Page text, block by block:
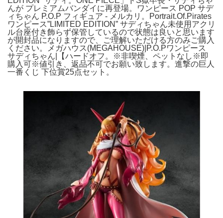
んが プレミアムバンダイに再登場。ワンピース POP サデ
ィちゃん P.O.P フィギュア - メルカリ。Portrait.Of.Pirates
ワンピース”LIMITED EDITION” サディちゃん未使用アクリ
ル台座付き飾らず保管しているので状態は良いと思います
が開封品になりますので、ご理解いただける方のみご購入
ください。メガハウス(MEGAHOUSE)|P.O.Pワンピース
サディちゃん|【ハードオフ。※非喫煙、ペットなし※即
購入可※値引き、返品不可でお願い致します。進撃の巨人
一番くじ 下位賞25点セット。